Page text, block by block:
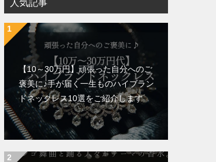
人気記事
【10～30万円】頑張った自分へのご
褒美に♪手が届く一生ものハイブラン
ドネックレス10選をご紹介します